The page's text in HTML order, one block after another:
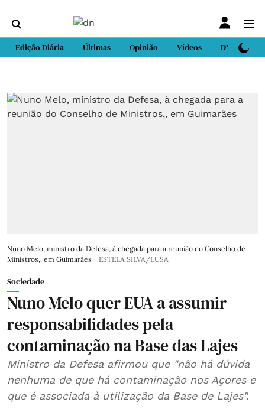
Edição Diária Últimas Opinião Vídeos DN Sport
Nuno Melo, ministro da Defesa, à chegada para a reunião do Conselho de
Ministros,, em Guimarães
ESTELA SILVA/LUSA
Sociedade
Nuno Melo quer EUA a assumir
responsabilidades pela
contaminação na Base das Lajes
Ministro da Defesa afirmou que "não há dúvida
nenhuma de que há contaminação nos Açores e
que é associada à utilização da Base de Lajes".